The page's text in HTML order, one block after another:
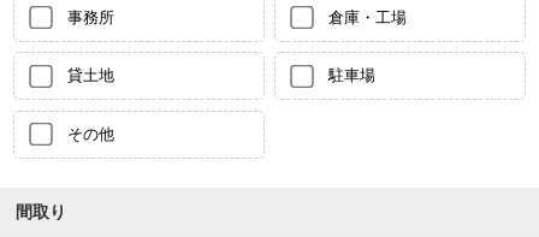
事務所 倉庫・工場
貸土地 駐車場
その他
間取り